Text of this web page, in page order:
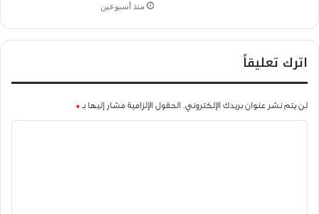
منذ أسبوعين
اترك تعليقاً
لن يتم نشر عنوان بريدك الإلكتروني. الحقول الإلزامية مشار إليها بـ*